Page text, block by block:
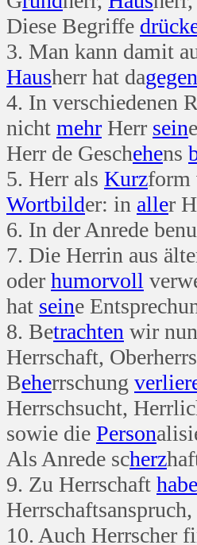
Diese Begriffe
3. Man kann damit
Hausherr hat dagegen
4. In verschiedenen
nicht mehr Herr sein
Herr de Geschehens
5. Herr als Kurzform
Wortbilder: in aller
6. In der Anrede
7. Die Herrin aus
oder humorvoll
hat seine
8. Betrachten wir nun
Herrschaft,
Beherrschung
Herrschsucht,
sowie die Person
Als Anrede scherz
9. Zu Herrschaft
10. Auch Herrscher